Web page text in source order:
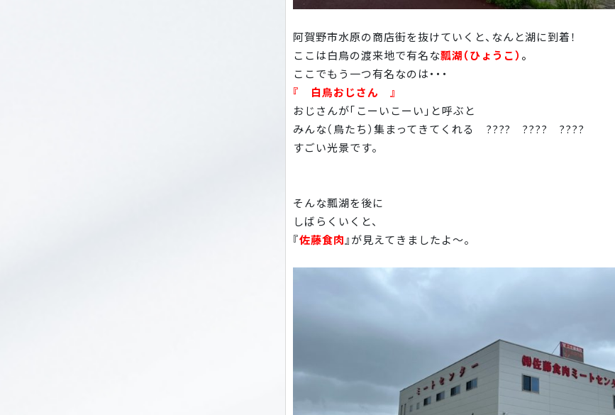
阿賀野市水原の商店街を抜けていくと、なんと湖に到着！
ここは白鳥の渡来地で有名な瓢湖（ひょうこ） 。
ここでもう一つ有名なのは・・・
『 白鳥おじさん 』
おじさんが「こーいこーい」と呼ぶと
みんな（鳥たち）集まってきてくれる ???? ???? ????
すごい光景です。
そんな瓢湖を後に
しばらくいくと、
『佐藤食肉 』が見えてきましたよ～。